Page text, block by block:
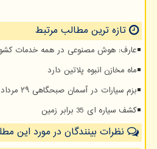
تازه ترین مطالب مرتبط
عارف: هوش مصنوعی در همه خدمات کشور
ماه مخازن انبوه پلاتین دارد
بزم سیارات در آسمان صبحگاهی ۲۹ مرداد زهره، مشتری و ماه در یک قاب
کشف سیاره ای 35 برابر زمین
نظرات بینندگان در مورد این